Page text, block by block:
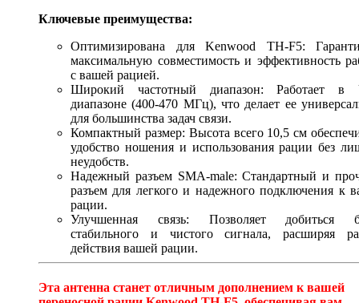
Ключевые преимущества:
Оптимизирована для Kenwood TH-F5:
максимальную совместимость и эффективность
с вашей рацией.
Широкий частотный диапазон: Работает в
диапазоне (400-470 МГц), что делает ее
для большинства задач связи.
Компактный размер: Высота всего 10,5 см
удобство ношения и использования рации без
неудобств.
Надежный разъем SMA-male: Стандартный и
разъем для легкого и надежного подключения к
рации.
Улучшенная связь: Позволяет добиться
стабильного и чистого сигнала, расширяя
действия вашей рации.
Эта антенна станет отличным дополнением к вашей